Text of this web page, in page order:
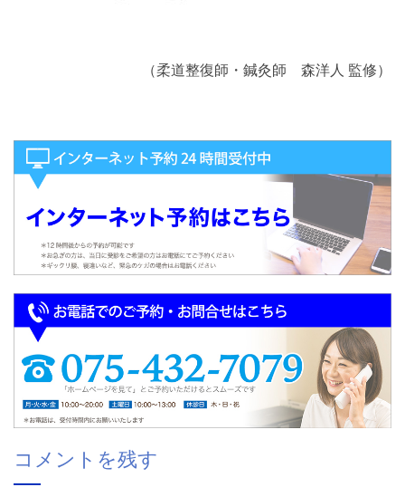
（柔道整復師・鍼灸師 森洋人 監修）
コメントを残す